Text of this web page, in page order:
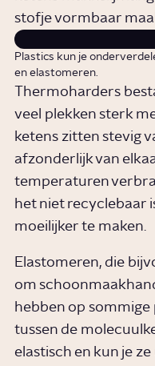
stofje vormbaar
Plastics kun je
en elastomeren.
Thermoharders
veel plekken sterk
ketens zitten stevig
afzonderlijk van
temperaturen
het niet recyclebaar
moeilijker te maken.
Elastomeren, die
om
hebben op
tussen de
elastisch en kun je